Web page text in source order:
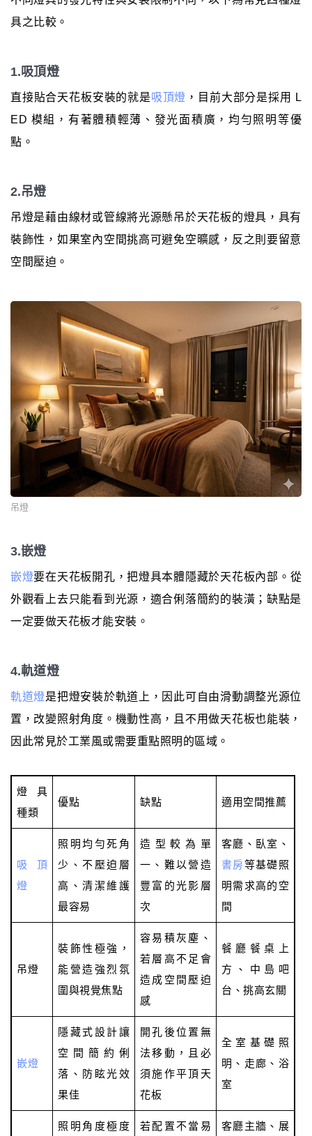
具之比較。
1.吸頂燈
直接貼合天花板安裝的就是吸頂燈 ，目前大部分是採用 L
ED 模組，有著體積輕薄、發光面積廣，均勻照明等優
點。
2.吊燈
吊燈是藉由線材或管線將光源懸吊於天花板的燈具，具有
裝飾性，如果室內空間挑高可避免空曠感，反之則要留意
空間壓迫。
吊燈
3.嵌燈
嵌燈要在天花板開孔，把燈具本體隱藏於天花板內部。從
外觀看上去只能看到光源，適合俐落簡約的裝潢；缺點是
一定要做天花板才能安裝。
4.軌道燈
軌道燈是把燈安裝於軌道上，因此可自由滑動調整光源位
置，改變照射角度。機動性高，且不用做天花板也能裝，
因此常見於工業風或需要重點照明的區域。
燈具
種類
優點 缺點 適用空間推薦
吸頂
燈
照明均勻死角
少、不壓迫層
高、清潔維護
最容易
造型較為單
一、難以營造
豐富的光影層
次
客廳、臥室、
書房等基礎照
明需求高的空
間
吊燈
裝飾性極強，
能營造強烈氛
圍與視覺焦點
容易積灰塵、
若層高不足會
造成空間壓迫
感
餐廳餐桌上
方、中島吧
台、挑高玄關
嵌燈
隱藏式設計讓
空間簡約俐
落、防眩光效
果佳
開孔後位置無
法移動，且必
須施作平頂天
花板
全室基礎照
明、走廊、浴
室
照明角度極度
若配置不當易
客廳主牆、展